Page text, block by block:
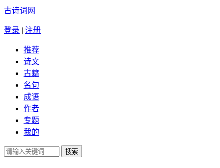
古诗词网
登录 | 注册
推荐
诗文
古籍
名句
成语
作者
专题
我的